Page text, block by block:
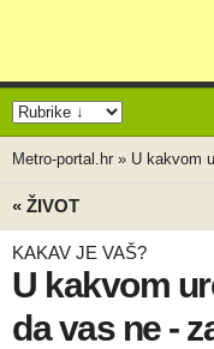
Metro-portal.hr » U kakvom
« ŽIVOT
KAKAV JE VAŠ?
U kakvom
da vas ne -